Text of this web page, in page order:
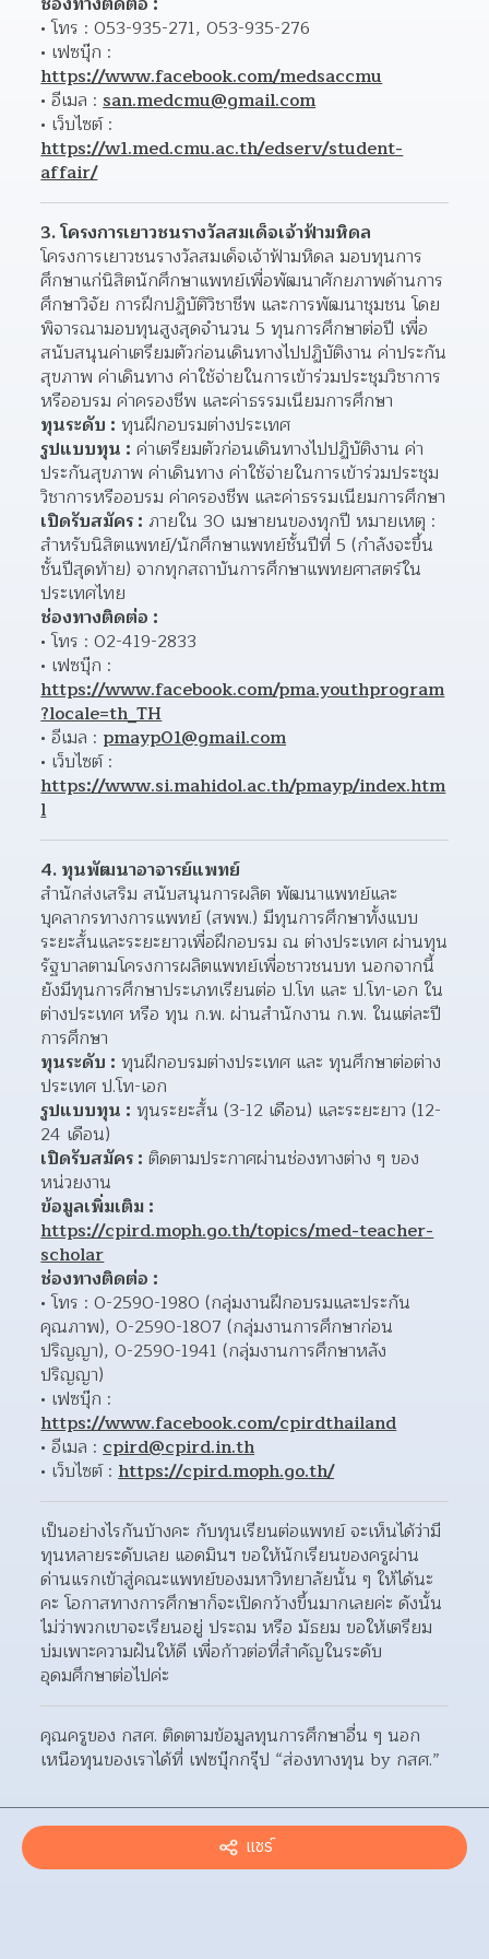
โทร : 053-935-271, 053-935-276
https://www.facebook.com/medsaccmu
อีเมล : san.medcmu@gmail.com
https://w1.med.cmu.ac.th/edserv/student-
affair/
3. โครงการเยาวชนรางวัลสมเด็จเจ้าฟ้ามหิดล
โครงการเยาวชนรางวัลสมเด็จเจ้าฟ้ามหิดล มอบทุนการ
ศึกษาแก่นิสิตนักศึกษาแพทย์เพื่อพัฒนาศักยภาพด้านการ
ศึกษาวิจัย การฝึกปฏิบัติวิชาชีพ และการพัฒนาชุมชน โดย
พิจารณามอบทุนสูงสุดจำนวน 5 ทุนการศึกษาต่อปี เพื่อ
สนับสนุนค่าเตรียมตัวก่อนเดินทางไปปฏิบัติงาน ค่าประกัน
สุขภาพ ค่าเดินทาง ค่าใช้จ่ายในการเข้าร่วมประชุมวิชาการ
หรืออบรม ค่าครองชีพ และค่าธรรมเนียมการศึกษา
ทุนระดับ : ทุนฝึกอบรมต่างประเทศ
รูปแบบทุน : ค่าเตรียมตัวก่อนเดินทางไปปฏิบัติงาน ค่า
ประกันสุขภาพ ค่าเดินทาง ค่าใช้จ่ายในการเข้าร่วมประชุม
วิชาการหรืออบรม ค่าครองชีพ และค่าธรรมเนียมการศึกษา
เปิดรับสมัคร : ภายใน 30 เมษายนของทุกปี หมายเหตุ :
สำหรับนิสิตแพทย์/นักศึกษาแพทย์ชั้นปีที่ 5 (กำลังจะขึ้น
ชั้นปีสุดท้าย) จากทุกสถาบันการศึกษาแพทยศาสตร์ใน
ประเทศไทย
ช่องทางติดต่อ :
โทร : 02-419-2833
https://www.facebook.com/pma.youthprogram
?locale=th_TH
อีเมล : pmayp01@gmail.com
https://www.si.mahidol.ac.th/pmayp/index.htm
l
4. ทุนพัฒนาอาจารย์แพทย์
สำนักส่งเสริม สนับสนุนการผลิต พัฒนาแพทย์และ
บุคลากรทางการแพทย์ (สพพ.) มีทุนการศึกษาทั้งแบบ
ระยะสั้นและระยะยาวเพื่อฝึกอบรม ณ ต่างประเทศ ผ่านทุน
รัฐบาลตามโครงการผลิตแพทย์เพื่อชาวชนบท นอกจากนี้
ยังมีทุนการศึกษาประเภทเรียนต่อ ป.โท และ ป.โท-เอก ใน
ต่างประเทศ หรือ ทุน ก.พ. ผ่านสำนักงาน ก.พ. ในแต่ละปี
การศึกษา
ทุนระดับ : ทุนฝึกอบรมต่างประเทศ และ ทุนศึกษาต่อต่าง
ประเทศ ป.โท-เอก
รูปแบบทุน : ทุนระยะสั้น (3-12 เดือน) และระยะยาว (12-
24 เดือน)
เปิดรับสมัคร : ติดตามประกาศผ่านช่องทางต่าง ๆ ของ
หน่วยงาน
ข้อมูลเพิ่มเติม :
https://cpird.moph.go.th/topics/med-teacher-
scholar
ช่องทางติดต่อ :
โทร : 0-2590-1980 (กลุ่มงานฝึกอบรมและประกัน
คุณภาพ), 0-2590-1807 (กลุ่มงานการศึกษาก่อน
ปริญญา), 0-2590-1941 (กลุ่มงานการศึกษาหลัง
ปริญญา)
https://www.facebook.com/cpirdthailand
อีเมล : cpird@cpird.in.th
เว็บไซต์ : https://cpird.moph.go.th/
เป็นอย่างไรกันบ้างคะ กับทุนเรียนต่อแพทย์ จะเห็นได้ว่ามี
ทุนหลายระดับเลย แอดมินฯ ขอให้นักเรียนของครูผ่าน
ด่านแรกเข้าสู่คณะแพทย์ของมหาวิทยาลัยนั้น ๆ ให้ได้นะ
คะ โอกาสทางการศึกษาก็จะเปิดกว้างขึ้นมากเลยค่ะ ดังนั้น
ไม่ว่าพวกเขาจะเรียนอยู่ ประถม หรือ มัธยม ขอให้เตรียม
บ่มเพาะความฝันให้ดี เพื่อก้าวต่อที่สำคัญในระดับ
อุดมศึกษาต่อไปค่ะ
คุณครูของ กสศ. ติดตามข้อมูลทุนการศึกษาอื่น ๆ นอก
เหนือทุนของเราได้ที่ เฟซบุ๊กกรุ๊ป “ส่องทางทุน by กสศ.”
แชร์